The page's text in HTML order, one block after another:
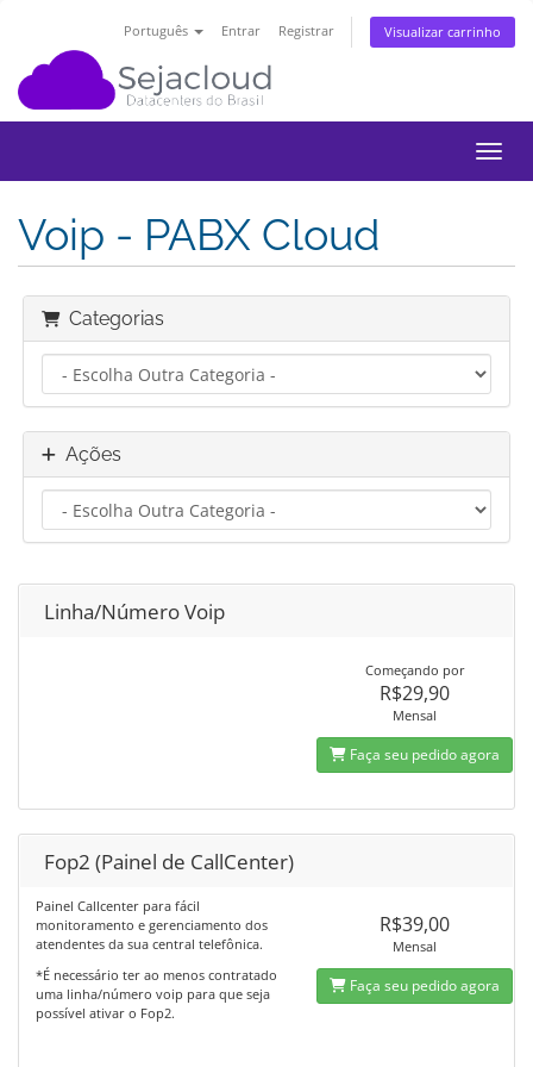
Português Entrar Registrar Visualizar carrinho
Voip - PABX Cloud
Categorias
Ações
Linha/Número Voip
Começando por
R$29,90
Mensal
Faça seu pedido agora
Fop2 (Painel de CallCenter)
Painel Callcenter para fácil
monitoramento e gerenciamento dos
atendentes da sua central telefônica.
*É necessário ter ao menos contratado
uma linha/número voip para que seja
possível ativar o Fop2.
R$39,00
Mensal
Faça seu pedido agora